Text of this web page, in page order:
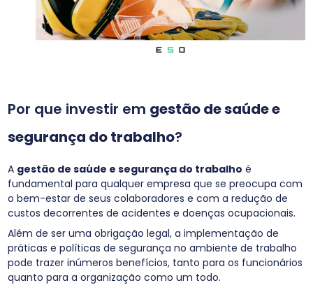
Por que investir em gestão de saúde e
segurança do trabalho?
A gestão de saúde e segurança do trabalho é
fundamental para qualquer empresa que se preocupa com
o bem-estar de seus colaboradores e com a redução de
custos decorrentes de acidentes e doenças ocupacionais.
Além de ser uma obrigação legal, a implementação de
práticas e políticas de segurança no ambiente de trabalho
pode trazer inúmeros benefícios, tanto para os funcionários
quanto para a organização como um todo.